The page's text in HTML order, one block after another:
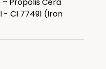
CI 77491 (Iron